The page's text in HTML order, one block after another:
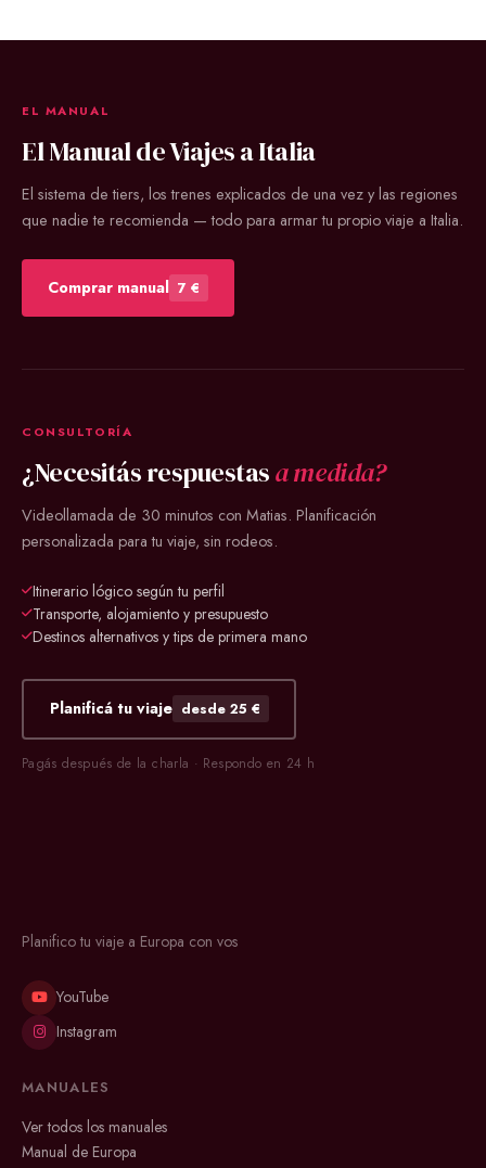
EL MANUAL
El Manual de Viajes a Italia
El sistema de tiers, los trenes explicados de una vez y las regiones
que nadie te recomienda — todo para armar tu propio viaje a Italia.
Comprar manual 7 €
CONSULTORÍA
¿Necesitás respuestasa medida?
Videollamada de 30 minutos con Matias. Planificación
personalizada para tu viaje, sin rodeos.
Itinerario lógico según tu perfil
Transporte, alojamiento y presupuesto
Destinos alternativos y tips de primera mano
Planificá tu viaje desde 25 €
Pagás después de la charla · Respondo en 24 h
Planifico tu viaje a Europa con vos
YouTube
Instagram
MANUALES
Ver todos los manuales
Manual de Europa